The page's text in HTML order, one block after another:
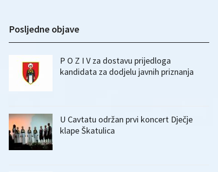
Posljedne objave
P O Z I V za dostavu prijedloga
kandidata za dodjelu javnih priznanja
U Cavtatu održan prvi koncert Dječje
klape Škatulica